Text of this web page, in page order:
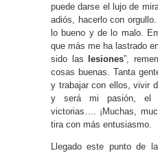
puede darse el lujo de
adiós, hacerlo con
lo bueno y de lo malo.
que más me ha lastrado
sido las lesiones”,
cosas buenas. Tanta
y trabajar con ellos, vivir
y será mi pasión, el
victorias…. ¡Muchas,
tira con más entusiasmo.
Llegado este punto de